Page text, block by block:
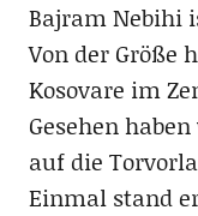
Bajram Nebihi
Von der Größe
Kosovare im
Gesehen
auf die
Einmal stand